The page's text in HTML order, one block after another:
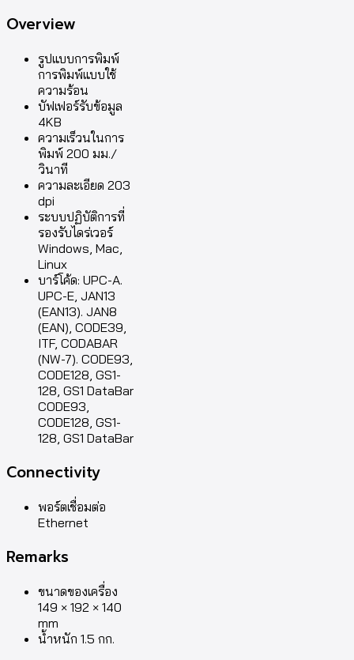
Overview
รูปแบบการพิมพ์
การพิมพ์แบบใช้
ความร้อน
บัฟเฟอร์รับข้อมูล
4KB
ความเร็วนในการ
พิมพ์ 200 มม./
วินาที
ความละเอียด 203
dpi
ระบบปฏิบัติการที่
รองรับไดร่เวอร์
Windows, Mac,
Linux
บาร์โค้ด: UPC-A.
UPC-E, JAN13
(EAN13). JAN8
(EAN), CODE39,
ITF, CODABAR
(NW-7). CODE93,
CODE128, GS1-
128, GS1 DataBar
CODE93,
CODE128, GS1-
128, GS1 DataBar
Connectivity
พอร์ตเชื่อมต่อ
Ethernet
Remarks
ขนาดของเครื่อง
149 × 192 × 140
mm
น้ำหนัก 1.5 กก.